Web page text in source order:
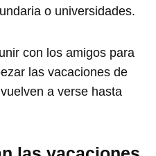
o universidades.
con los amigos para
las vacaciones de
a verse hasta